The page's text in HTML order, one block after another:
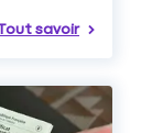
savoir